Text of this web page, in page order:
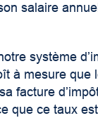
salaire
système
à mesure que
facture
que ce taux